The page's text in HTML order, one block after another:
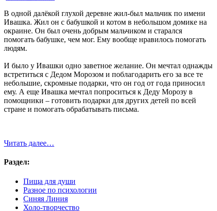
В одной далёкой глухой деревне жил-был мальчик по имени
Ивашка. Жил он с бабушкой и котом в небольшом домике на
окраине. Он был очень добрым мальчиком и старался
помогать бабушке, чем мог. Ему вообще нравилось помогать
людям.
И было у Ивашки одно заветное желание. Он мечтал однажды
встретиться с Дедом Морозом и поблагодарить его за все те
небольшие, скромные подарки, что он год от года приносил
ему. А еще Ивашка мечтал попроситься к Деду Морозу в
помощники – готовить подарки для других детей по всей
стране и помогать обрабатывать письма.
Читать далее…
Раздел:
Пища для души
Разное по психологии
Синяя Линия
Холо-творчество